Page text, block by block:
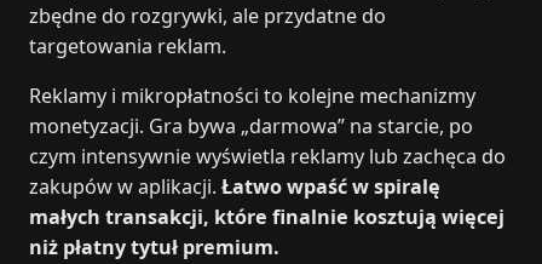
zbędne do rozgrywki, ale przydatne do
targetowania reklam.
Reklamy i mikropłatności to kolejne mechanizmy
monetyzacji. Gra bywa „darmowa” na starcie, po
czym intensywnie wyświetla reklamy lub zachęca do
zakupów w aplikacji. Łatwo wpaść w spiralę
małych transakcji, które finalnie kosztują więcej
niż płatny tytuł premium.